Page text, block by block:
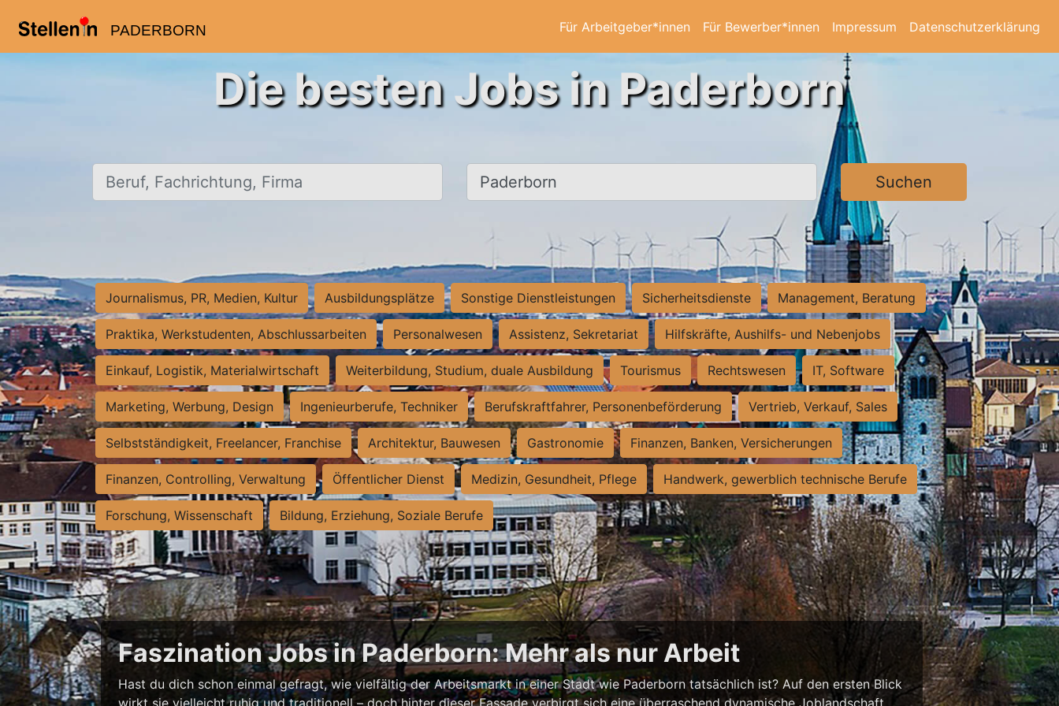
PADERBORN Für Arbeitgeber*innen Für Bewerber*innen Impressum Datenschutzerklärung
Die besten Jobs in Paderborn
Beruf, Fachrichtung, Firma Ort, Stadt Suchen
Journalismus, PR, Medien, Kultur Ausbildungsplätze Sonstige Dienstleistungen Sicherheitsdienste Management, Beratung
Praktika, Werkstudenten, Abschlussarbeiten Personalwesen Assistenz, Sekretariat Hilfskräfte, Aushilfs- und Nebenjobs
Einkauf, Logistik, Materialwirtschaft Weiterbildung, Studium, duale Ausbildung Tourismus Rechtswesen IT, Software
Marketing, Werbung, Design Ingenieurberufe, Techniker Berufskraftfahrer, Personenbeförderung Vertrieb, Verkauf, Sales
Selbstständigkeit, Freelancer, Franchise Architektur, Bauwesen Gastronomie Finanzen, Banken, Versicherungen
Finanzen, Controlling, Verwaltung Öffentlicher Dienst Medizin, Gesundheit, Pflege Handwerk, gewerblich technische Berufe
Forschung, Wissenschaft Bildung, Erziehung, Soziale Berufe
Faszination Jobs in Paderborn: Mehr als nur Arbeit
Hast du dich schon einmal gefragt, wie vielfältig der Arbeitsmarkt in einer Stadt wie Paderborn tatsächlich ist? Auf den ersten Blick